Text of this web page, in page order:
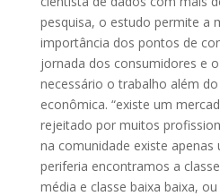
pesquisa, o estudo permite a
importância dos pontos de
jornada dos consumidores e
necessário o trabalho além
econômica. “existe um
rejeitado por muitos
na comunidade existe apenas
periferia encontramos a
média e classe baixa baixa,